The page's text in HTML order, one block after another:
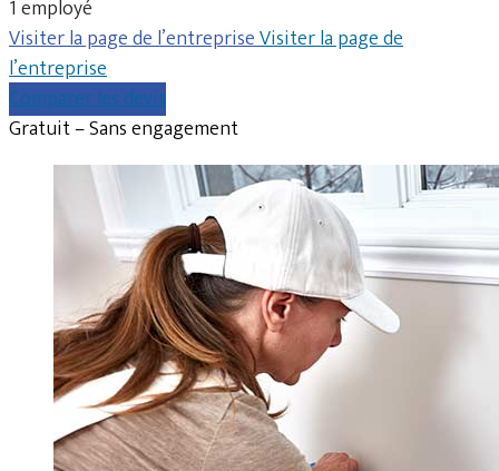
1 employé
Visiter la page de l’entrepriseVisiter la page de
l’entreprise
Comparer les devis
Gratuit – Sans engagement